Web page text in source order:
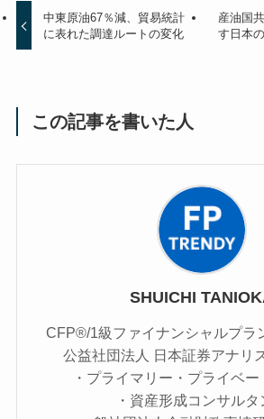
中東原油67％減、貿易統計
に表れた調達ルートの変化
産油国
す日本
この記事を書いた人
SHUICHI
CFP®/1級ファイナンシャルプラ
公益社団法人 日本証券アナリ
・プライマリー・プライベ
・資産形成コンサルタ